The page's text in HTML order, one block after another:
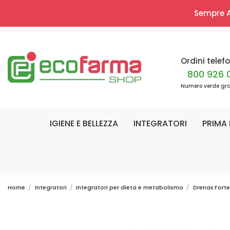
Sempre
Ordini
800 926
Numero verde
IGIENE E BELLEZZA INTEGRATORI PRIMA
Home Integratori Integratori per dieta e metabolismo Drenax